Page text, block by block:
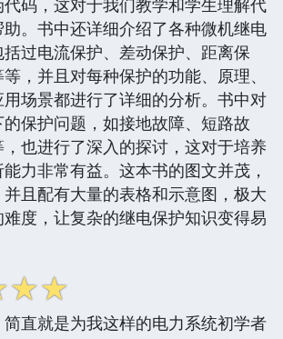
码，这对于我们教学和学生理解代
。书中还详细介绍了各种微机继电
过电流保护、差动保护、距离保
，并且对每种保护的功能、原理、
场景都进行了详细的分析。书中对
保护问题，如接地故障、短路故
也进行了深入的探讨，这对于培养
力非常有益。这本书的图文并茂，
且配有大量的表格和示意图，极大
度，让复杂的继电保护知识变得易
☆☆
直就是为我这样的电力系统初学者